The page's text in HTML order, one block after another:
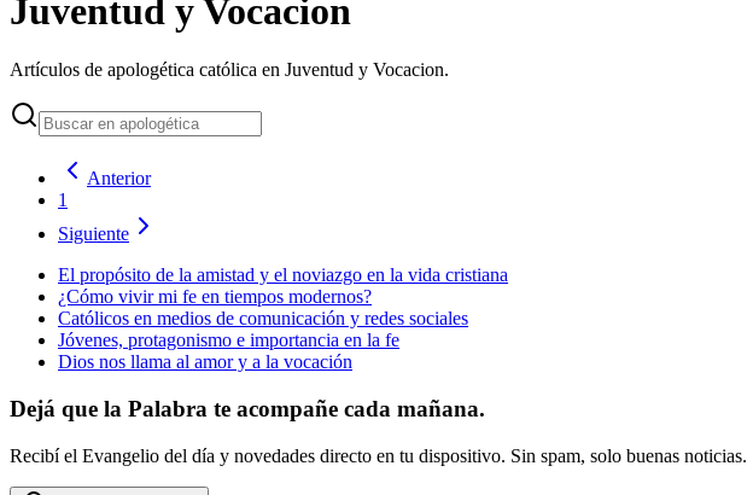
Juventud y Vocacion
Artículos de apologética católica en Juventud y Vocacion.
Anterior
1
Siguiente
El propósito de la amistad y el noviazgo en la vida cristiana
¿Cómo vivir mi fe en tiempos modernos?
Católicos en medios de comunicación y redes sociales
Jóvenes, protagonismo e importancia en la fe
Dios nos llama al amor y a la vocación
Dejá que la Palabra te acompañe cada mañana.
Recibí el Evangelio del día y novedades directo en tu dispositivo. Sin spam, solo buenas noticias.